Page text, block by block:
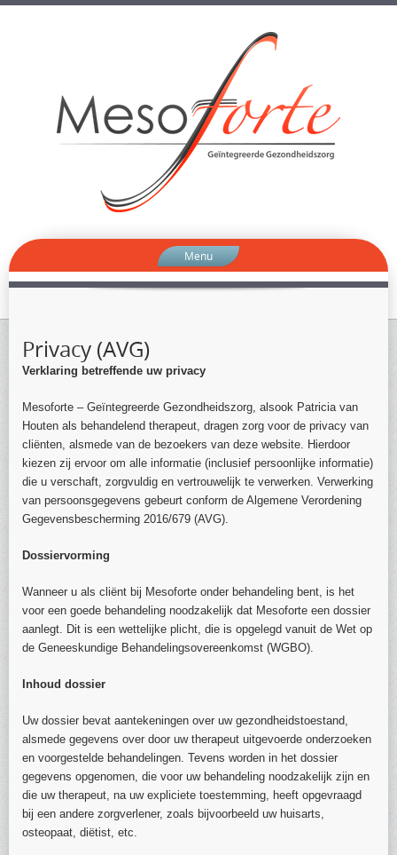
Menu
Privacy (AVG)
Verklaring betreffende uw privacy
Mesoforte – Geïntegreerde Gezondheidszorg, alsook Patricia van
Houten als behandelend therapeut, dragen zorg voor de privacy van
cliënten, alsmede van de bezoekers van deze website. Hierdoor
kiezen zij ervoor om alle informatie (inclusief persoonlijke informatie)
die u verschaft, zorgvuldig en vertrouwelijk te verwerken. Verwerking
van persoonsgegevens gebeurt conform de Algemene Verordening
Gegevensbescherming 2016/679 (AVG).
Dossiervorming
Wanneer u als cliënt bij Mesoforte onder behandeling bent, is het
voor een goede behandeling noodzakelijk dat Mesoforte een dossier
aanlegt. Dit is een wettelijke plicht, die is opgelegd vanuit de Wet op
de Geneeskundige Behandelingsovereenkomst (WGBO).
Inhoud dossier
Uw dossier bevat aantekeningen over uw gezondheidstoestand,
alsmede gegevens over door uw therapeut uitgevoerde onderzoeken
en voorgestelde behandelingen. Tevens worden in het dossier
gegevens opgenomen, die voor uw behandeling noodzakelijk zijn en
die uw therapeut, na uw expliciete toestemming, heeft opgevraagd
bij een andere zorgverlener, zoals bijvoorbeeld uw huisarts,
osteopaat, diëtist, etc.